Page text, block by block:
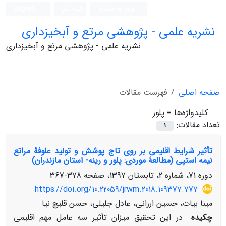
نشریه علمی - پژوهشی مرتع و آبخیزداری
نشریه علمی - پژوهشی مرتع و آبخیزداری
صفحه اصلی
فهرست مقالات
کلیدواژه‌ها = پلور
تعداد مقالات:
1
تأثیر شرایط اقلیمی بر روی تاج پوشش و تولید علوفۀ مراتع
نیمه استپی (مطالعۀ موردی: پلور و رینه- استان مازندران)
دوره 71، شماره 2، تابستان 1397، صفحه
378-367
https://doi.org/10.22059/jrwm.2018.109377.777
مینا بیات، حسین ارزانی، عادل جلیلی، حسن قلیچ نیا
چکیده
در این تحقیق میزان تأثیر سه عامل مهم اقلیمی